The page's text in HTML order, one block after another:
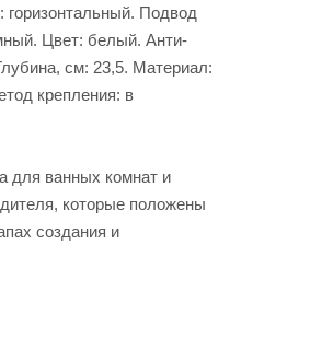
Подвод
Цвет: белый. Анти-
см: 23,5. Материал:
крепления: в
для ванных комнат и
которые положены
создания и